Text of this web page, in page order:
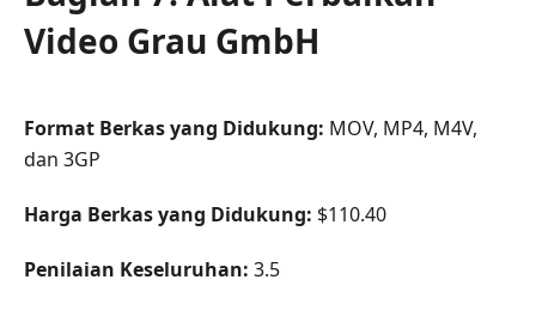
Video Grau GmbH
Format Berkas yang Didukung: MOV, MP4, M4V,
dan 3GP
Harga Berkas yang Didukung: $110.40
Penilaian Keseluruhan: 3.5